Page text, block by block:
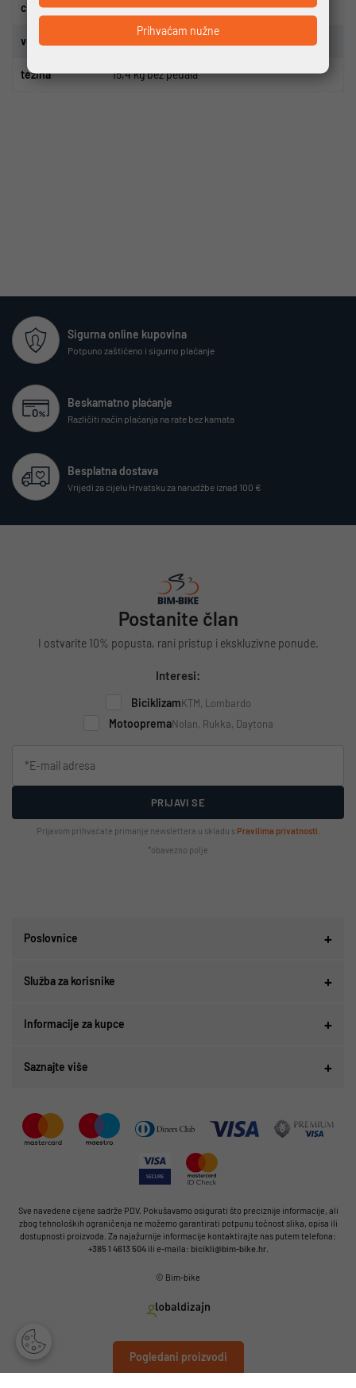
cijev sjedala KTM Line 27.2
veli č
težina 15,4 kg bez pedala
Pogledani proizvodi
Sigurna online kupovina
Potpuno zaštićeno i sigurno plaćanje
Beskamatno plaćanje
Različiti način plaćanja na rate bez kamata
Besplatna dostava
Vrijedi za cijelu Hrvatsku za narudžbe iznad 100 €
Postanite član
I ostvarite 10% popusta, rani pristup i ekskluzivne ponude.
Interesi:
BiciklizamKTM, Lombardo
MotoopremaNolan, Rukka, Daytona
PRIJAVI SE
Prijavom prihvaćate primanje newslettera u skladu s Pravilima privatnosti
*obavezno polje
Poslovnice
Služba za korisnike
Informacije za kupce
Saznajte više
Sve navedene cijene sadrže PDV. Pokušavamo osigurati što preciznije informacije, ali
zbog tehnoloških ograničenja ne možemo garantirati potpunu točnost slika, opisa ili
dostupnosti proizvoda. Za najažurnije informacije kontaktirajte nas putem telefona:
+385 1 4613 504ili e-maila: bicikli@bim-bike.hr.
© Bim-bike
Prihvaćam nužne